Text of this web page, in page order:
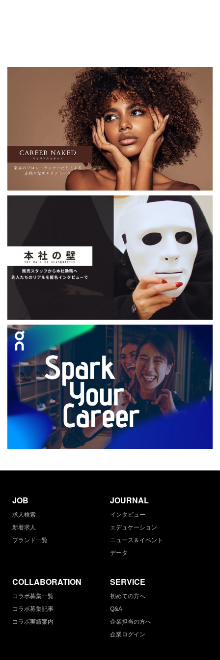
JOB
求人検索
新着求人
ブランド一覧
JOURNAL
インタビュー
エデュケーション
ニュース＆イベント
データ
COLLABORATION
コラボ募集一覧
コラボ募集記事
コラボ実績案内
SERVICE
初めての方へ
Q&A
企業担当の方へ
企業ログイン